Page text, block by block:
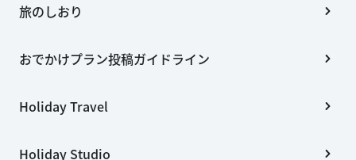
旅のしおり
おでかけプラン投稿ガイドライン
Holiday Travel
Holiday Studio